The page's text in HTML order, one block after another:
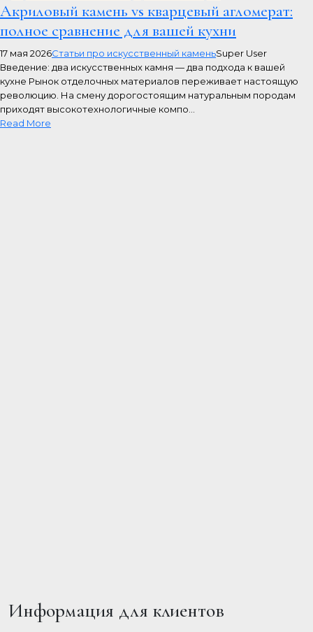
Акриловый камень vs кварцевый агломерат:
полное сравнение для вашей кухни
17 мая 2026Статьи про искусственный каменьSuper User
Введение: два искусственных камня — два подхода к вашей
кухне Рынок отделочных материалов переживает настоящую
революцию. На смену дорогостоящим натуральным породам
приходят высокотехнологичные компо...
Read More
Информация для клиентов